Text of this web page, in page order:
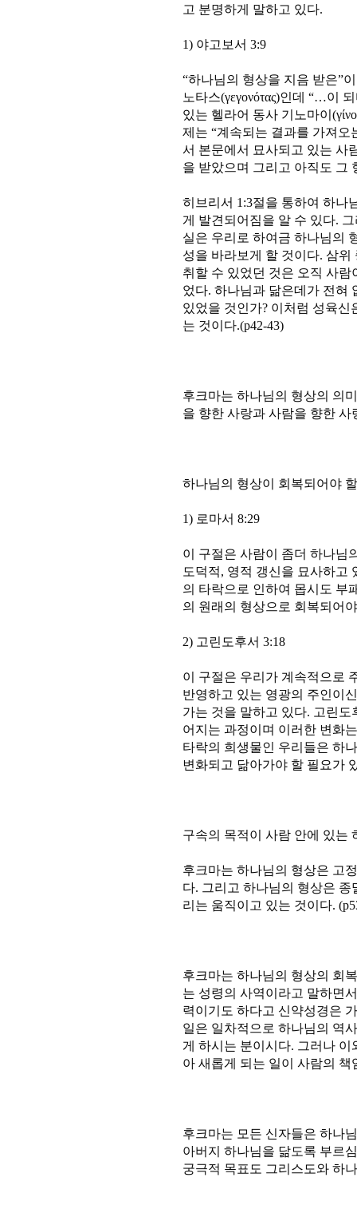
고 분명하게 말하고 있다.
1) 야고보서 3:9
“하나님의 형상을 지음 받은”
노타스(γεγονότας)인데 “…이
있는 헬라어 동사 기노마이
제는 “계속되는 결과를 가져오
서 본문에서 묘사되고 있는 사
을 받았으며 그리고 아직도 그
히브리서 1:3절을 통하여 하나
게 발견되어짐을 알 수 있다.
실은 우리로 하여금 하나님의
성을 바라보게 할 것이다. 삼
취할 수 있었던 것은 오직 사
었다. 하나님과 닮은데가 전혀
있었을 것인가? 이처럼 성육
는 것이다.(p42-43)
후크마는 하나님의 형상의 의
을 향한 사랑과 사람을 향한 사
하나님의 형상이 회복되어야
1) 로마서 8:29
이 구절은 사람이 좀더 하나님
도덕적, 영적 갱신을 묘사하고
의 타락으로 인하여 몹시도 부
의 원래의 형상으로 회복되어
2) 고린도후서 3:18
이 구절은 우리가 계속적으로
반영하고 있는 영광의 주인이
가는 것을 말하고 있다. 고린
어지는 과정이며 이러한 변화
타락의 희생물인 우리들은 하
변화되고 닮아가야 할 필요가
구속의 목적이 사람 안에 있는
후크마는 하나님의 형상은 고
다. 그리고 하나님의 형상은
리는 움직이고 있는 것이다.
후크마는 하나님의 형상의 회
는 성령의 사역이라고 말하면
력이기도 하다고 신약성경은
일은 일차적으로 하나님의 역
게 하시는 분이시다. 그러나
아 새롭게 되는 일이 사람의 책
후크마는 모든 신자들은 하나
아버지 하나님을 닮도록 부르
궁극적 목표도 그리스도와 하